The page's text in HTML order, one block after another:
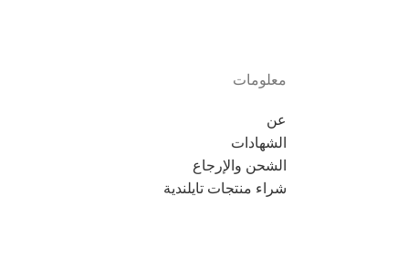
معلومات
عن
الشهادات
الشحن والإرجاع
شراء منتجات تايلندية